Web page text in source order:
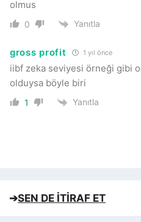
olmus
0 Yanıtla
gross profit 1 yıl önce
iibf zeka seviyesi örneği gibi
olduysa böyle biri
1 Yanıtla
➔SEN DE İTİRAF ET